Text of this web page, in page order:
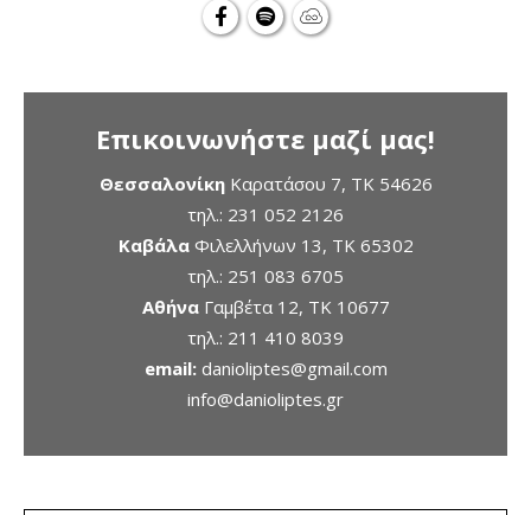
Επικοινωνήστε μαζί μας!
ΘεσσαλονίκηΚαρατάσου 7, TK 54626
τηλ.: 231 052 2126
ΚαβάλαΦιλελλήνων 13, ΤΚ 65302
τηλ.: 251 083 6705
ΑθήναΓαμβέτα 12, ΤΚ 10677
τηλ.: 211 410 8039
email: danioliptes@gmail.com
info@danioliptes.gr